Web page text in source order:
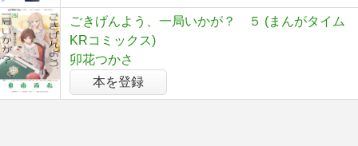
ごきげんよう、一局いかが？ ５ (まんがタイム
KRコミックス)
卯花つかさ
本を登録